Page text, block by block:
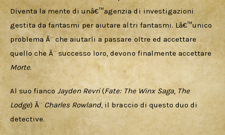
Diventa la mente di unâ€™agenzia di investigazioni
gestita da fantasmi per aiutare altri fantasmi. Lâ€™unico
problema Ã¨ che aiutarli a passare oltre ed accettare
quello che Ã¨ successo loro, devono finalmente accettare
Morte.
Al suo fianco Jayden Revri (Fate: The Winx Saga, The
Lodge) Ã¨ Charles Rowland, il braccio di questo duo di
detective.